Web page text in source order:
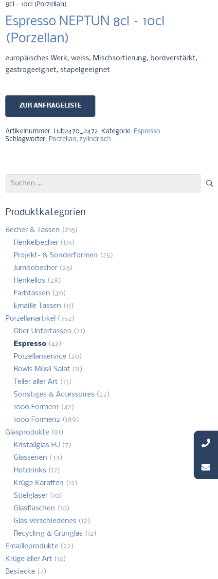
8cl – 10cl (Porzellan)
Espresso NEPTUN 8cl – 10cl
(Porzellan)
europäisches Werk, weiss, Mischsortierung, bordverstärkt,
gastrogeeignet, stapelgeeignet
ZUR ANFRAGELISTE
Artikelnummer: Lub2470_2472 Kategorie: Espresso
Schlagwörter: Porzellan,zylindrisch
Suchen
Produktkategorien
Becher & Tassen (216)
Henkelbecher (115)
Projekt- & Sonderformen (25)
Jumbobecher (26)
Henkellos (28)
Farbtassen (30)
Emaille Tassen (11)
Porzellanartikel (352)
Ober Untertassen (21)
Espresso (42)
Porzellanservice (20)
Bowls Müsli Salat (11)
Teller aller Art (13)
Sonstiges & Accessoires (22)
1000 Formen1 (42)
1000 Formen2 (189)
Glasprodukte (91)
Kristallglas EU (7)
Glasserien (33)
Hotdrinks (17)
Krüge Karaffen (12)
Stielgläser (10)
Glasflaschen (10)
Glas Verschiedenes (12)
Recycling & Grünglas (12)
Emailleprodukte (22)
Krüge aller Art (14)
Bestecke (7)